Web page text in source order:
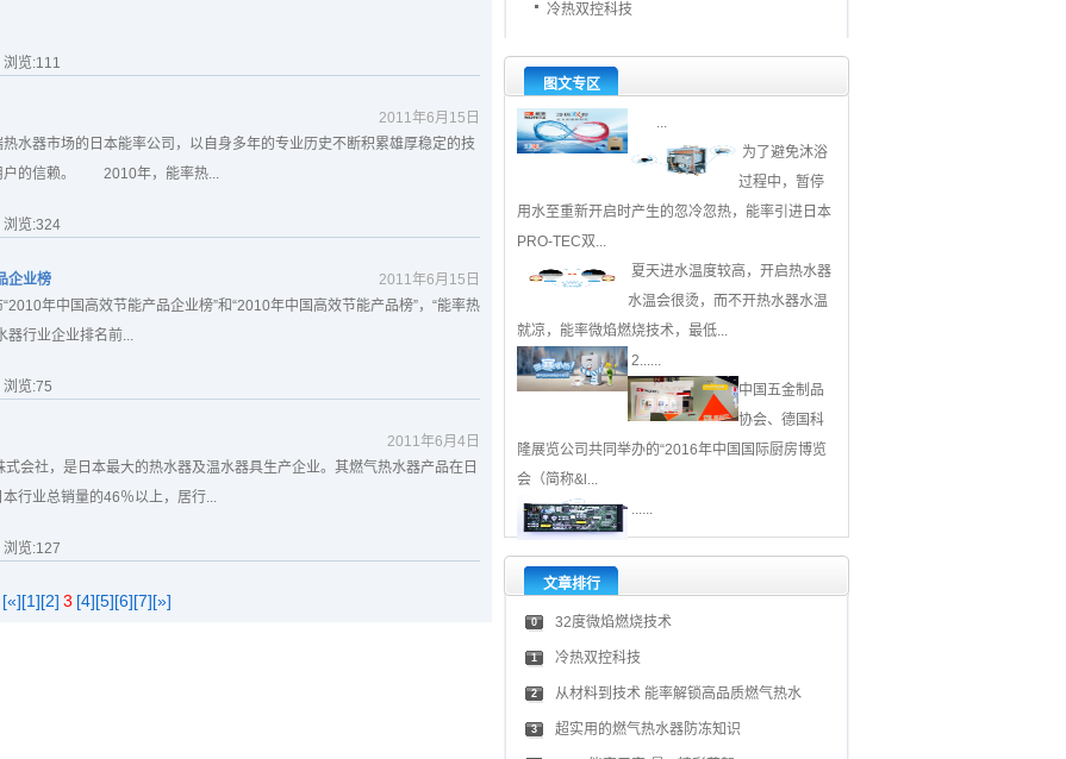
浏览:111
2011年6月15日
水器市场的日本能率公司，以自身多年的专业历史不断积累雄厚稳定的技
户的信赖。 2010年，能率热...
浏览:324
2011年6月15日
企业榜
年中国高效节能产品企业榜”和“2010年中国高效节能产品榜”，“能率热
器行业企业排名前...
浏览:75
2011年6月4日
会社，是日本最大的热水器及温水器具生产企业。其燃气热水器产品在日
行业总销量的46％以上，居行...
浏览:127
[«][1][2] 3 [4][5][6][7][»]
冷热双控科技
图文专区
...
为了避免沐浴
过程中，暂停
用水至重新开启时产生的忽冷忽热，能率引进日本
PRO-TEC双...
夏天进水温度较高，开启热水器
水温会很烫，而不开热水器水温
就凉，能率微焰燃烧技术，最低...
2......
中国五金制品
协会、德国科
隆展览公司共同举办的“2016年中国国际厨房博览
会（简称&l...
......
文章排行
0 32度微焰燃烧技术
1 冷热双控科技
2 从材料到技术 能率解锁高品质燃气热水
3 超实用的燃气热水器防冻知识